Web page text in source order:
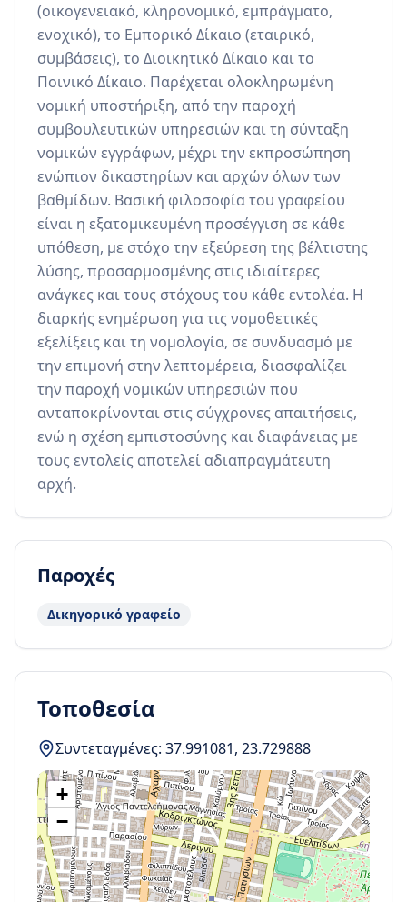
(οικογενειακό, κληρονομικό, εμπράγματο,
ενοχικό), το Εμπορικό Δίκαιο (εταιρικό,
συμβάσεις), το Διοικητικό Δίκαιο και το
Ποινικό Δίκαιο. Παρέχεται ολοκληρωμένη
νομική υποστήριξη, από την παροχή
συμβουλευτικών υπηρεσιών και τη σύνταξη
νομικών εγγράφων, μέχρι την εκπροσώπηση
ενώπιον δικαστηρίων και αρχών όλων των
βαθμίδων. Βασική φιλοσοφία του γραφείου
είναι η εξατομικευμένη προσέγγιση σε κάθε
υπόθεση, με στόχο την εξεύρεση της βέλτιστης
λύσης, προσαρμοσμένης στις ιδιαίτερες
ανάγκες και τους στόχους του κάθε εντολέα. Η
διαρκής ενημέρωση για τις νομοθετικές
εξελίξεις και τη νομολογία, σε συνδυασμό με
την επιμονή στην λεπτομέρεια, διασφαλίζει
την παροχή νομικών υπηρεσιών που
ανταποκρίνονται στις σύγχρονες απαιτήσεις,
ενώ η σχέση εμπιστοσύνης και διαφάνειας με
τους εντολείς αποτελεί αδιαπραγμάτευτη
αρχή.
Παροχές
Δικηγορικό γραφείο
Τοποθεσία
Συντεταγμένες: 37.991081, 23.729888
+
−